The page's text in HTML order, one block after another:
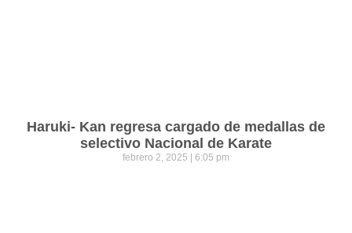
Haruki- Kan regresa cargado de medallas de
selectivo Nacional de Karate
febrero 2, 2025 6:05 pm